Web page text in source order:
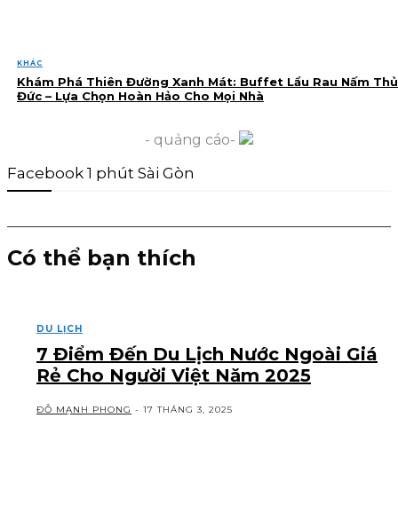
KHÁC
Khám Phá Thiên Đường Xanh Mát: Buffet Lẩu Rau Nấm Thủ
Đức – Lựa Chọn Hoàn Hảo Cho Mọi Nhà
- quảng cáo-
Facebook 1 phút Sài Gòn
Có thể bạn thích
DU LỊCH
7 Điểm Đến Du Lịch Nước Ngoài Giá
Rẻ Cho Người Việt Năm 2025
ĐỖ MẠNH PHONG - 17 THÁNG 3, 2025